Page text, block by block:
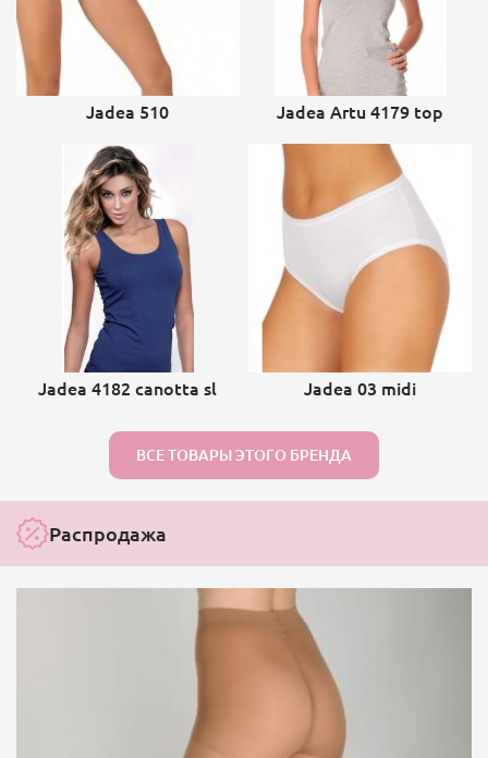
Jadea 510 Jadea Artu 4179 top
Jadea 4182 canotta sl Jadea 03 midi
ВСЕ ТОВАРЫ ЭТОГО БРЕНДА
Распродажа